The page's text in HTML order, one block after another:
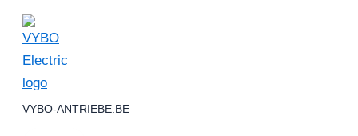
Spring
naar
inhoud
VYBO-ANTRIEBE.BE